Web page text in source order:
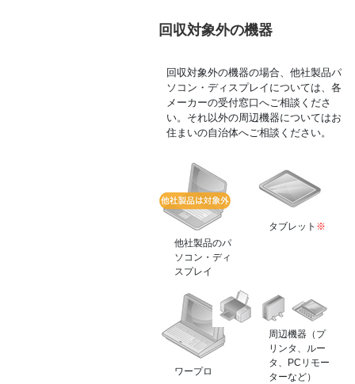
回収対象外の機器
回収対象外の機器の場合、他社製品パ
ソコン・ディスプレイについては、各
メーカーの受付窓口へご相談くださ
い。それ以外の周辺機器についてはお
住まいの自治体へご相談ください。
他社製品のパ
ソコン・ディ
スプレイ
タブレット ※
ワープロ
周辺機器（プ
リンタ、ルー
タ、PCリモー
ターなど）